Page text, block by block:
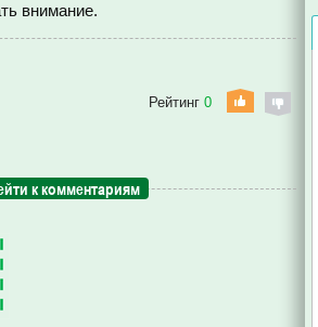
внимание.
Рейтинг 0
к комментариям